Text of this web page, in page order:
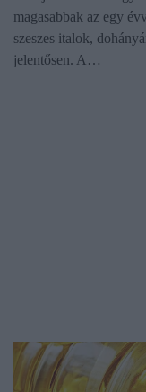
magasabbak az egy
szeszes italok,
jelentősen. A…